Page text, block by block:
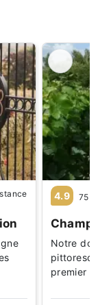
4.9 75
Notre
premier